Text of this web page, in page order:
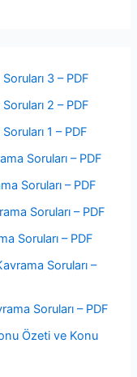
3 – PDF
2 – PDF
1 – PDF
Soruları – PDF
Soruları – PDF
Soruları – PDF
Soruları – PDF
Soruları –
Soruları – PDF
Özeti ve Konu